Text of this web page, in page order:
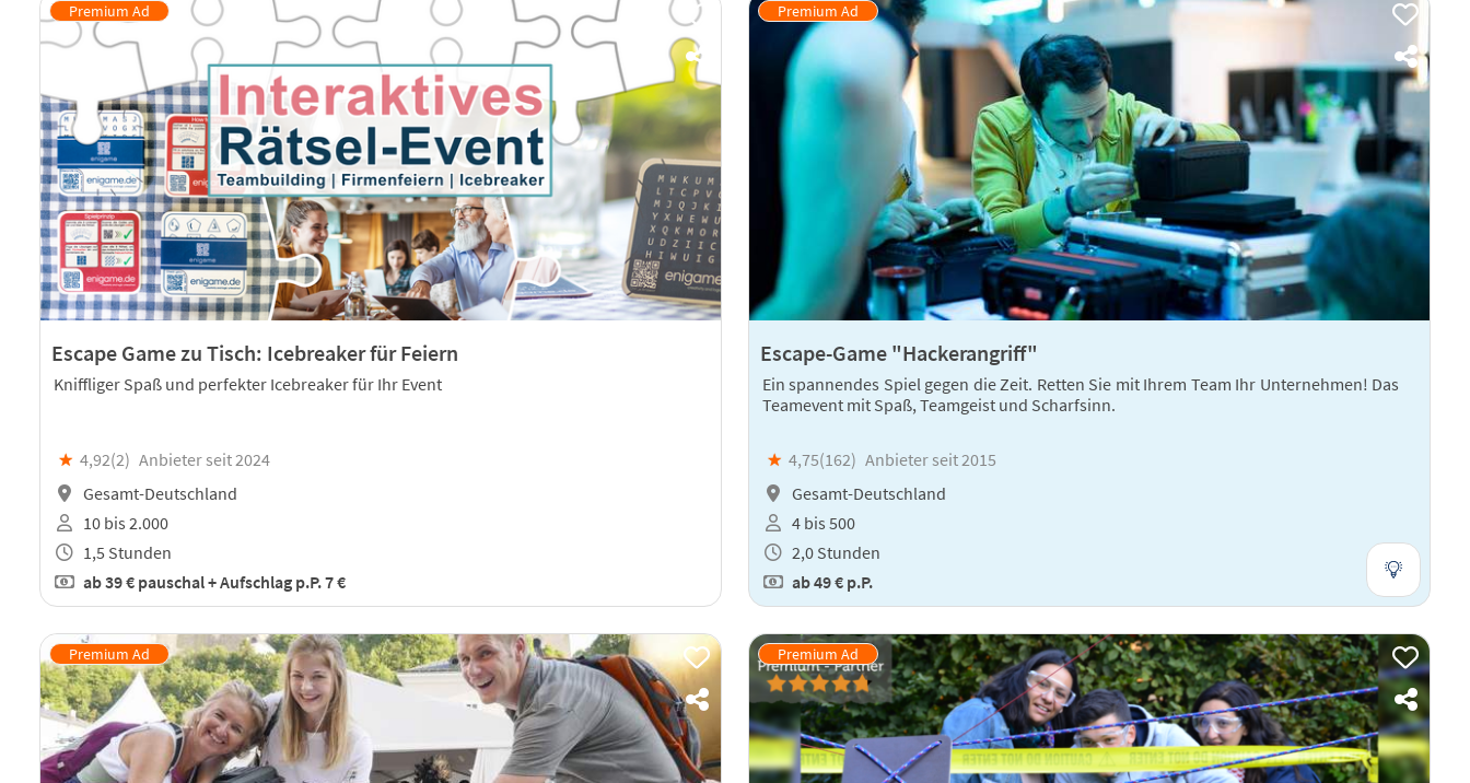
Escape Game zu Tisch: Icebreaker für Feiern
Kniffliger Spaß und perfekter Icebreaker für Ihr Event
★ 4,92(2) Anbieter seit 2024
Gesamt-Deutschland
10 bis 2.000
1,5 Stunden
ab39 € pauschal + Aufschlag p.P. 7 €
Escape-Game "Hackerangriff"
Ein spannendes Spiel gegen die Zeit. Retten Sie mit Ihrem Team Ihr Unternehmen! Das
Teamevent mit Spaß, Teamgeist und Scharfsinn.
★ 4,75(162) Anbieter seit 2015
Gesamt-Deutschland
4 bis 500
2,0 Stunden
ab49 € p.P.